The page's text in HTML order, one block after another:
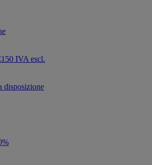
IVA escl.
disposizione